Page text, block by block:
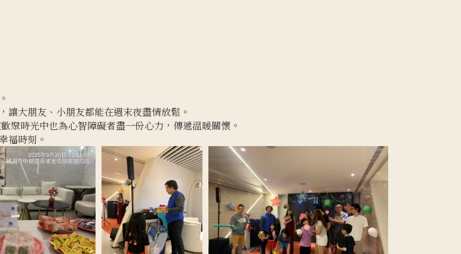
大朋友、小朋友都能在週末夜盡情放鬆。
歡聚時光中也為心智障礙者盡一份心力，傳遞溫暖關懷。
福時刻。